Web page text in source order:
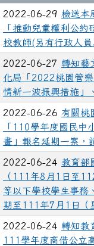
2022-06-29 檢送本
「推動兒童權利公
校教師(另有行政人
2022-06-27 轉知藝
化局「2022桃園管
情新一波振興措施」
2022-06-26 有關桃
「110學年度國民中
畫」報名延期一案，
2022-06-24 教育部
（111年8月1日至
等以下學校學生事務
期至111年7月1日（
2022-06-24 轉知教
111學年度商借公立